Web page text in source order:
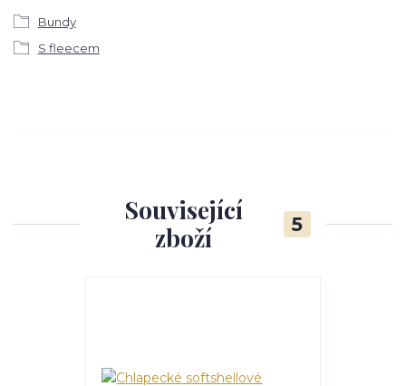
Bundy
S fleecem
Související
zboží
5